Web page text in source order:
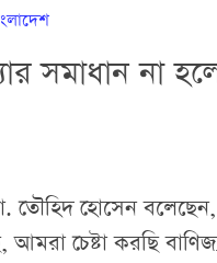
সমাধান না
তৌ‌হিদ হোসেন
চেষ্টা করছি